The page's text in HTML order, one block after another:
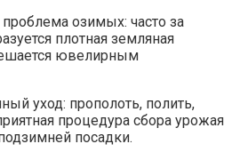
проблема озимых: часто за
плотная земляная
ювелирным
уход: прополоть, полить,
процедура сбора урожая
посадки.